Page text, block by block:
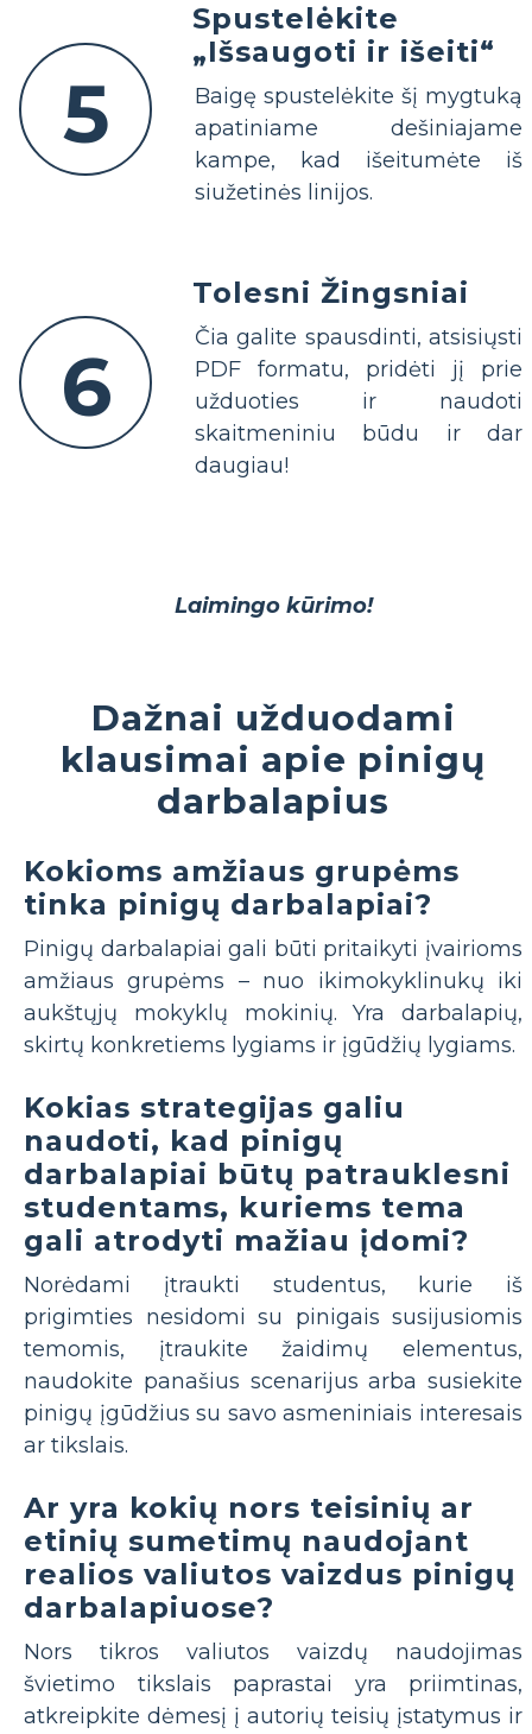
5
Spustelėkite
„Išsaugoti ir išeiti“
Baigę spustelėkite šį mygtuką
apatiniame dešiniajame
kampe, kad išeitumėte iš
siužetinės linijos.
6
Tolesni Žingsniai
Čia galite spausdinti, atsisiųsti
PDF formatu, pridėti jį prie
užduoties ir naudoti
skaitmeniniu būdu ir dar
daugiau!
Laimingo kūrimo!
Dažnai užduodami
klausimai apie pinigų
darbalapius
Kokioms amžiaus grupėms
tinka pinigų darbalapiai?
Pinigų darbalapiai gali būti pritaikyti įvairioms
amžiaus grupėms – nuo ​​ikimokyklinukų iki
aukštųjų mokyklų mokinių. Yra darbalapių,
skirtų konkretiems lygiams ir įgūdžių lygiams.
Kokias strategijas galiu
naudoti, kad pinigų
darbalapiai būtų patrauklesni
studentams, kuriems tema
gali atrodyti mažiau įdomi?
Norėdami įtraukti studentus, kurie iš
prigimties nesidomi su pinigais susijusiomis
temomis, įtraukite žaidimų elementus,
naudokite panašius scenarijus arba susiekite
pinigų įgūdžius su savo asmeniniais interesais
ar tikslais.
Ar yra kokių nors teisinių ar
etinių sumetimų naudojant
realios valiutos vaizdus pinigų
darbalapiuose?
Nors tikros valiutos vaizdų naudojimas
švietimo tikslais paprastai yra priimtinas,
atkreipkite dėmesį į autorių teisių įstatymus ir